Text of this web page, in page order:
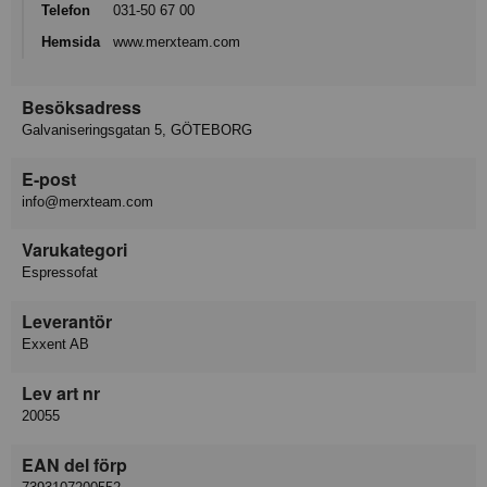
Telefon
031-50 67 00
Hemsida
www.merxteam.com
Besöksadress
Galvaniseringsgatan 5, GÖTEBORG
E-post
info@merxteam.com
Varukategori
Espressofat
Leverantör
Exxent AB
Lev art nr
20055
EAN del förp